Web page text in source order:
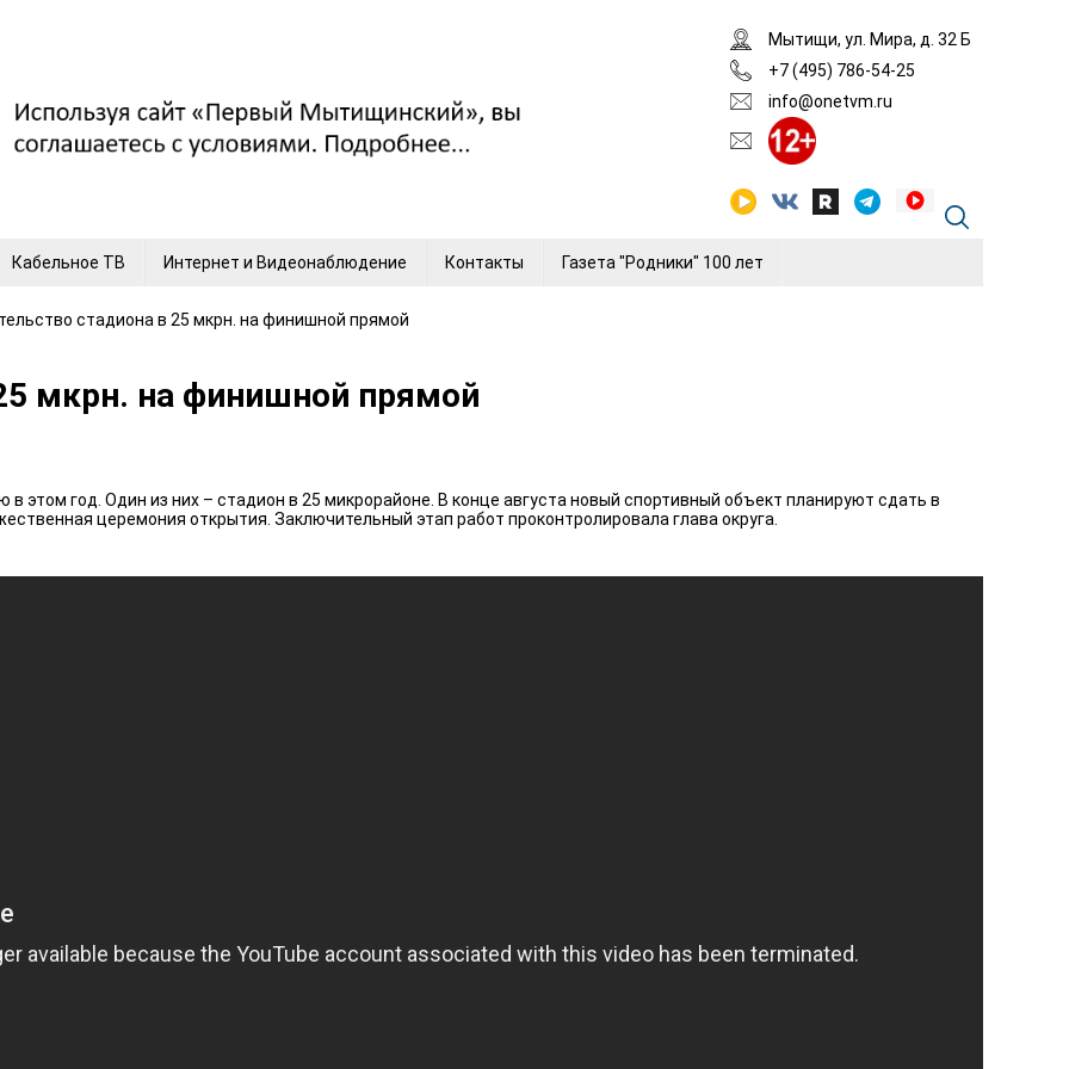
Мытищи, ул. Мира, д. 32 Б
+7 (495) 786-54-25
info@onetvm.ru
Кабельное ТВ Интернет и Видеонаблюдение Контакты Газета "Родники" 100 лет
стадиона в 25 мкрн. на финишной прямой
мкрн. на финишной прямой
этом год. Один из них – стадион в 25 микрорайоне. В конце августа новый спортивный объект планируют сдать в
церемония открытия. Заключительный этап работ проконтролировала глава округа.